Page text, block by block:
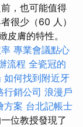
，也可能值得
很少（60 人）
皮膚的特性。
專業會議點心
流程 全瓷冠的
如何找到附近牙
行銷公司 浪漫戶
方案 台北記帳士
位教授發現了